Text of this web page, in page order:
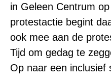
in Geleen Centrum
protestactie begint
ook mee aan de
Tijd om gedag te
Op naar een inclusief